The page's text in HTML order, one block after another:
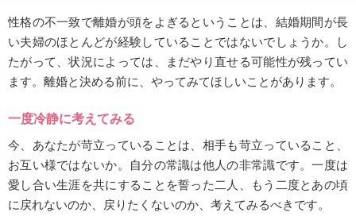
性格の不一致で離婚が頭をよぎるということは、結婚期間が長
い夫婦のほとんどが経験していることではないでしょうか。し
たがって、状況によっては、まだやり直せる可能性が残ってい
ます。離婚と決める前に、やってみてほしいことがあります。
一度冷静に考えてみる
今、あなたが苛立っていることは、相手も苛立っていること、
お互い様ではないか。自分の常識は他人の非常識です。一度は
愛し合い生涯を共にすることを誓った二人、もう二度とあの頃
に戻れないのか、戻りたくないのか、考えてみるべきです。